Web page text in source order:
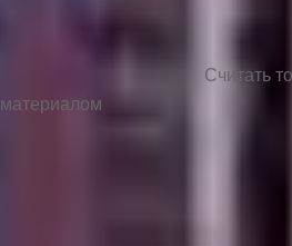
Считать
материалом